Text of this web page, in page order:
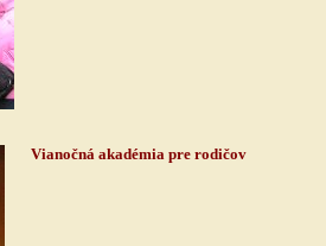
Vianočná akadémia pre rodičov